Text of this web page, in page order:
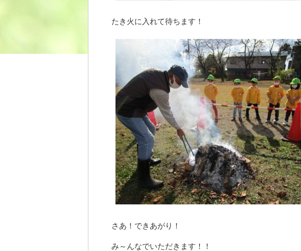
たき火に入れて待ちます！
さあ！できあがり！
み～んなでいただきます！！